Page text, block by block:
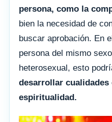
persona, como la
bien la necesidad de
buscar aprobación. En
persona del mismo
heterosexual, esto
desarrollar
espiritualidad.